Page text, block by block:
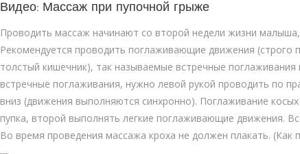
Видео: Массаж при пупочной грыже
Проводить массаж начинают со второй недели жизни
Рекомендуется проводить поглаживающие движения (строго
толстый кишечник), так называемые встречные
встречные поглаживания, нужно левой рукой проводить по
вниз (движения выполняются синхронно). Поглаживание
пупка, второй выполнять легкие поглаживающие движения.
Во время проведения массажа кроха не должен плакать. (Как